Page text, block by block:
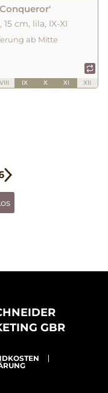
cm, lila, IX-XI
ab Mitte
VIII IX X XI XII
GBR